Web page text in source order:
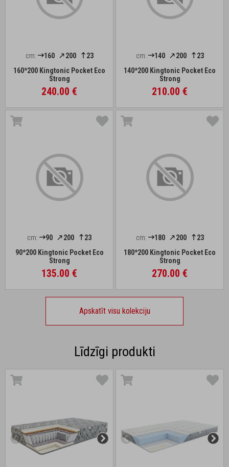
cm: 160 200
23
160*200 Kingtonic Pocket Eco
Strong
240.00 €
cm: 140 200
23
140*200 Kingtonic Pocket Eco
Strong
210.00 €
cm: 90 200
23
90*200 Kingtonic Pocket Eco
Strong
135.00 €
cm: 180 200
23
180*200 Kingtonic Pocket Eco
Strong
270.00 €
Apskatīt visu kolekciju
Līdzīgi produkti